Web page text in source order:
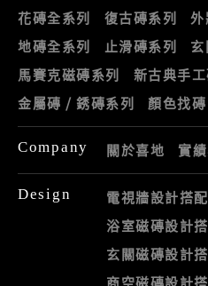
花磚全系列
復古磚系列
地磚全系列
止滑磚系列
馬賽克磁磚系列
新古典手
金屬磚 / 銹磚系列
顏色找磚
Company 關於喜地 實
Design 電視牆設計搭配
浴室磁磚設計
玄關磁磚設計